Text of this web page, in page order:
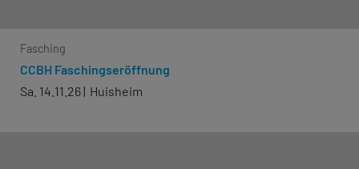
Fasching
CCBH Faschingseröffnung
Sa. 14.11.26
Huisheim